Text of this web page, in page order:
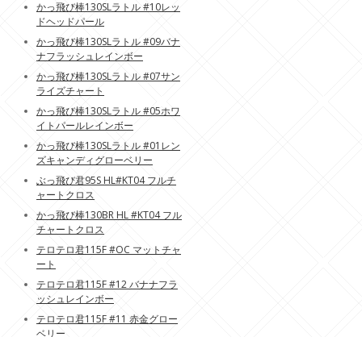
かっ飛び棒130SLラトル #10レッ
ドヘッドパール
かっ飛び棒130SLラトル #09バナ
ナフラッシュレインボー
かっ飛び棒130SLラトル #07サン
ライズチャート
かっ飛び棒130SLラトル #05ホワ
イトパールレインボー
かっ飛び棒130SLラトル #01レン
ズキャンディグローベリー
ぶっ飛び君95S HL#KT04 フルチ
ャートクロス
かっ飛び棒130BR HL #KT04 フル
チャートクロス
テロテロ君115F #OC マットチャ
ート
テロテロ君115F #12 バナナフラ
ッシュレインボー
テロテロ君115F #11 赤金グロー
ベリー